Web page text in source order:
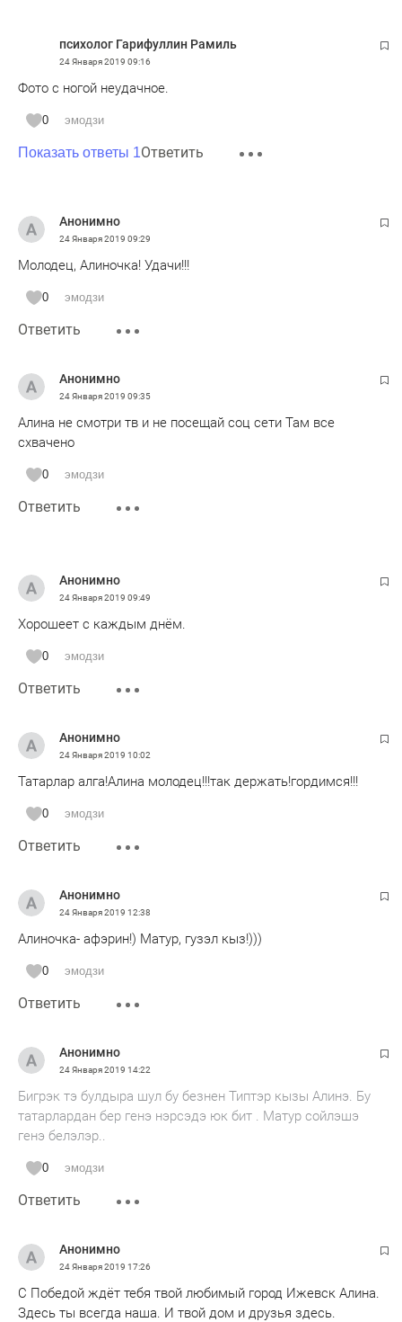
психолог Гарифуллин Рамиль
24 Января 2019 09:16
Фото с ногой неудачное.
0 эмодзи
Показать ответы 1Ответить
Анонимно
24 Января 2019 09:29
Молодец, Алиночка! Удачи!!!
0 эмодзи
Ответить
Анонимно
24 Января 2019 09:35
Алина не смотри тв и не посещай соц сети Там все
схвачено
0 эмодзи
Ответить
Анонимно
24 Января 2019 09:49
Хорошеет с каждым днём.
0 эмодзи
Ответить
Анонимно
24 Января 2019 10:02
Татарлар алга!Алина молодец!!!так держать!гордимся!!!
0 эмодзи
Ответить
Анонимно
24 Января 2019 12:38
Алиночка- афэрин!) Матур, гузэл кыз!)))
0 эмодзи
Ответить
Анонимно
24 Января 2019 14:22
Бигрэк тэ булдыра шул бу безнен Типтэр кызы Алинэ. Бу
татарлардан бер генэ нэрсэдэ юк бит . Матур сойлэшэ
генэ белэлэр..
0 эмодзи
Ответить
Анонимно
24 Января 2019 17:26
С Победой ждёт тебя твой любимый город Ижевск Алина.
Здесь ты всегда наша. И твой дом и друзья здесь.